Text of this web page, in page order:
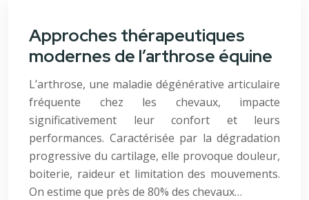
Approches thérapeutiques
modernes de l’arthrose équine
L’arthrose, une maladie dégénérative articulaire
fréquente chez les chevaux, impacte
significativement leur confort et leurs
performances. Caractérisée par la dégradation
progressive du cartilage, elle provoque douleur,
boiterie, raideur et limitation des mouvements.
On estime que près de 80% des chevaux…